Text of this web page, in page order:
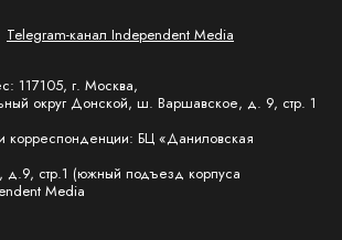
Telegram-канал Independent Media
117105, г. Москва,
округ Донской, ш. Варшавское, д. 9, стр. 1
корреспонденции: БЦ «Даниловская
стр.1 (южный подъезд корпуса
Media